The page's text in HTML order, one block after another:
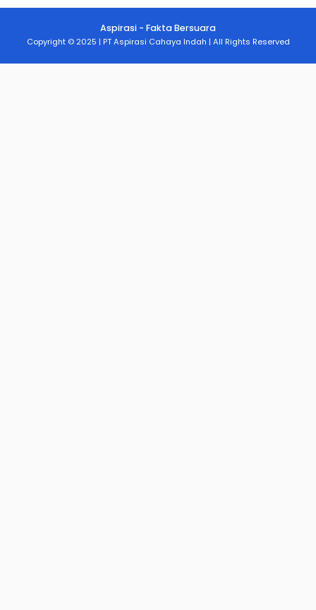
Aspirasi - Fakta Bersuara
Copyright © 2025 | PT Aspirasi Cahaya Indah | All Rights Reserved